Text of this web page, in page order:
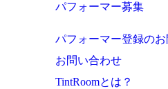
パフォーマー募集
パフォーマー登録の
お問い合わせ
TintRoomとは？